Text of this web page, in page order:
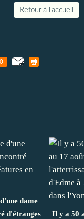
Retour à l'accueil
0
dame
d'étranges
Il y a 50